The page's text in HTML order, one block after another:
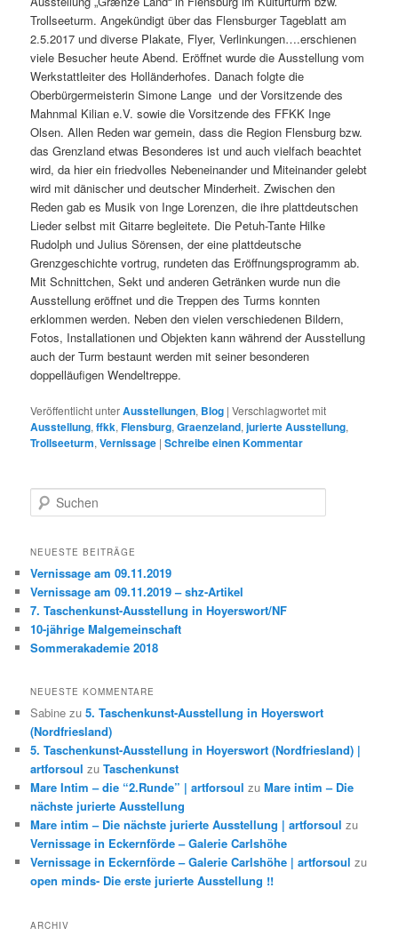
Trollseeturm. Angekündigt über das Flensburger Tageblatt am
2.5.2017 und diverse Plakate, Flyer, Verlinkungen….erschienen
viele Besucher heute Abend. Eröffnet wurde die Ausstellung vom
Werkstattleiter des Holländerhofes. Danach folgte die
Oberbürgermeisterin Simone Lange und der Vorsitzende des
Mahnmal Kilian e.V. sowie die Vorsitzende des FFKK Inge
Olsen. Allen Reden war gemein, dass die Region Flensburg bzw.
das Grenzland etwas Besonderes ist und auch vielfach beachtet
wird, da hier ein friedvolles Nebeneinander und Miteinander gelebt
wird mit dänischer und deutscher Minderheit. Zwischen den
Reden gab es Musik von Inge Lorenzen, die ihre plattdeutschen
Lieder selbst mit Gitarre begleitete. Die Petuh-Tante Hilke
Rudolph und Julius Sörensen, der eine plattdeutsche
Grenzgeschichte vortrug, rundeten das Eröffnungsprogramm ab.
Mit Schnittchen, Sekt und anderen Getränken wurde nun die
Ausstellung eröffnet und die Treppen des Turms konnten
erklommen werden. Neben den vielen verschiedenen Bildern,
Fotos, Installationen und Objekten kann während der Ausstellung
auch der Turm bestaunt werden mit seiner besonderen
doppelläufigen Wendeltreppe.
Veröffentlicht unterAusstellungen, Blog |Verschlagwortet mit
Ausstellung,ffkk,Flensburg,Graenzeland,jurierte Ausstellung,
Trollseeturm,Vernissage |Schreibe einen Kommentar
u
h
n
NEUESTE BEITRÄGE
Vernissage am 09.11.2019
Vernissage am 09.11.2019 – shz-Artikel
7. Taschenkunst-Ausstellung in Hoyerswort/NF
10-jährige Malgemeinschaft
Sommerakademie 2018
NEUESTE KOMMENTARE
Sabine zu5. Taschenkunst-Ausstellung in Hoyerswort
(Nordfriesland)
5. Taschenkunst-Ausstellung in Hoyerswort (Nordfriesland) |
artforsoul zuTaschenkunst
Mare Intim – die “2.Runde” | artforsoul zuMare intim – Die
nächste jurierte Ausstellung
Mare intim – Die nächste jurierte Ausstellung | artforsoul zu
Vernissage in Eckernförde – Galerie Carlshöhe
Vernissage in Eckernförde – Galerie Carlshöhe | artforsoul zu
open minds- Die erste jurierte Ausstellung !!
ARCHIV